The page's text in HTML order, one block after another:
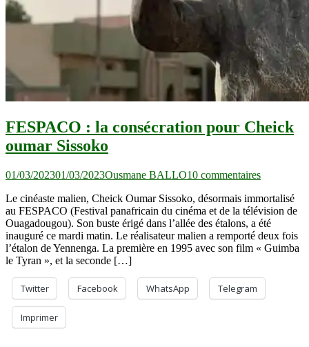
FESPACO : la consécration pour Cheick
oumar Sissoko
01/03/202301/03/2023Ousmane BALLO10 commentairessur
la
pour
Cheick
oumar
Le cinéaste malien, Cheick Oumar Sissoko, désormais immortalisé
au FESPACO (Festival panafricain du cinéma et de la télévision de
Ouagadougou). Son buste érigé dans l’allée des étalons, a été
inauguré ce mardi matin. Le réalisateur malien a remporté deux fois
l’étalon de Yennenga. La première en 1995 avec son film « Guimba
le Tyran », et la seconde […]
Twitter Facebook WhatsApp Telegram
Imprimer